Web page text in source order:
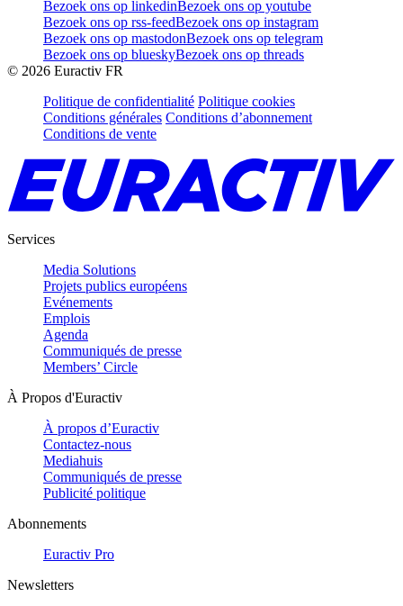
Bezoek ons op linkedinBezoek ons op youtube
Bezoek ons op rss-feedBezoek ons op instagram
Bezoek ons op mastodonBezoek ons op telegram
Bezoek ons op blueskyBezoek ons op threads
© 2026 Euractiv FR
Politique de confidentialité Politique cookies
Conditions générales Conditions d’abonnement
Conditions de vente
Services
Media Solutions
Projets publics européens
Evénements
Emplois
Agenda
Communiqués de presse
Members’ Circle
À Propos d'Euractiv
À propos d’Euractiv
Contactez-nous
Mediahuis
Communiqués de presse
Publicité politique
Abonnements
Euractiv Pro
Newsletters